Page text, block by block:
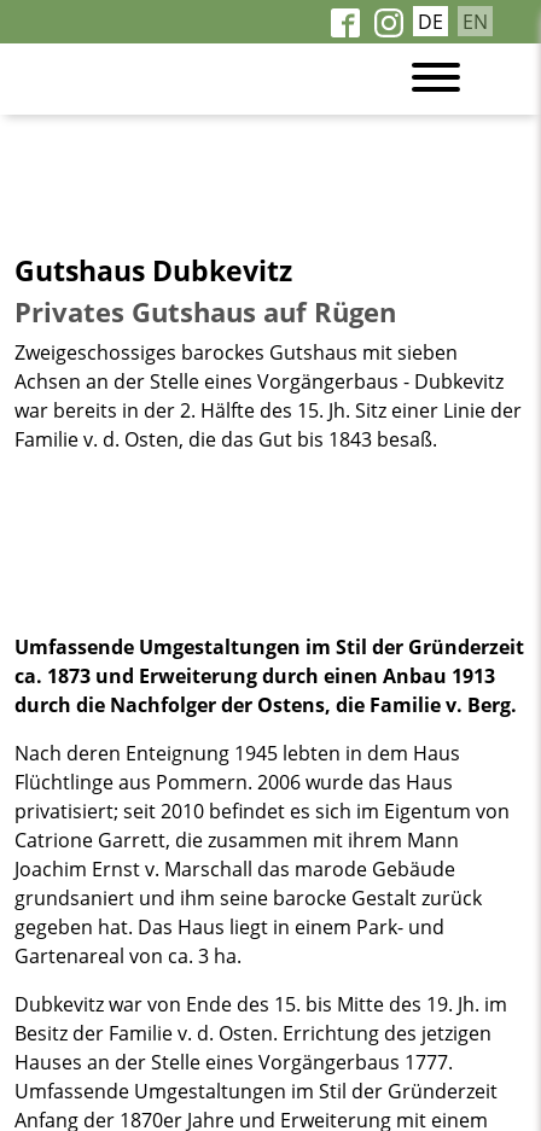
DE EN
Gutshaus Dubkevitz
Privates Gutshaus auf Rügen
Zweigeschossiges barockes Gutshaus mit sieben
Achsen an der Stelle eines Vorgängerbaus - Dubkevitz
war bereits in der 2. Hälfte des 15. Jh. Sitz einer Linie der
Familie v. d. Osten, die das Gut bis 1843 besaß.
Umfassende Umgestaltungen im Stil der Gründerzeit
ca. 1873 und Erweiterung durch einen Anbau 1913
durch die Nachfolger der Ostens, die Familie v. Berg.
Nach deren Enteignung 1945 lebten in dem Haus
Flüchtlinge aus Pommern. 2006 wurde das Haus
privatisiert; seit 2010 befindet es sich im Eigentum von
Catrione Garrett, die zusammen mit ihrem Mann
Joachim Ernst v. Marschall das marode Gebäude
grundsaniert und ihm seine barocke Gestalt zurück
gegeben hat. Das Haus liegt in einem Park- und
Gartenareal von ca. 3 ha.
Dubkevitz war von Ende des 15. bis Mitte des 19. Jh. im
Besitz der Familie v. d. Osten. Errichtung des jetzigen
Hauses an der Stelle eines Vorgängerbaus 1777.
Umfassende Umgestaltungen im Stil der Gründerzeit
Anfang der 1870er Jahre und Erweiterung mit einem